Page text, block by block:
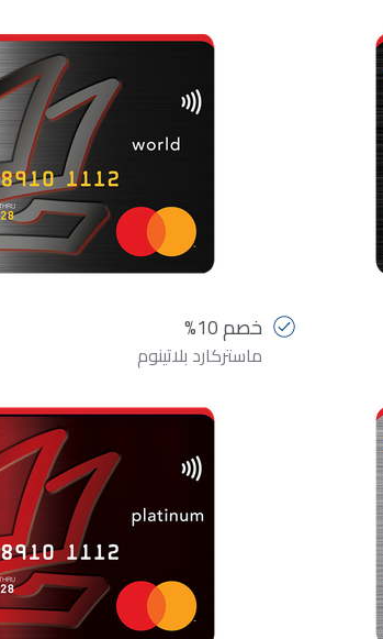
خصم 10%
ماستركارد بلاتينوم